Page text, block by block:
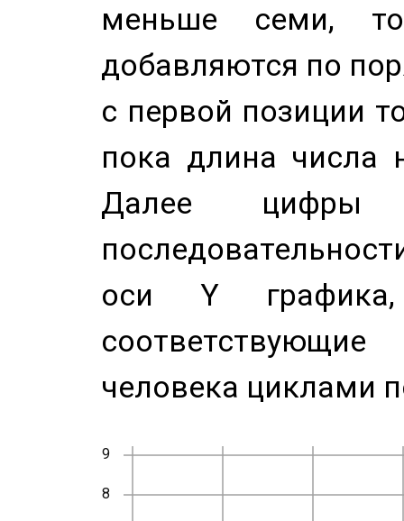
меньше семи,
добавляются по
с первой позиции
пока длина числа
Далее цифры
оси Y
человека циклами